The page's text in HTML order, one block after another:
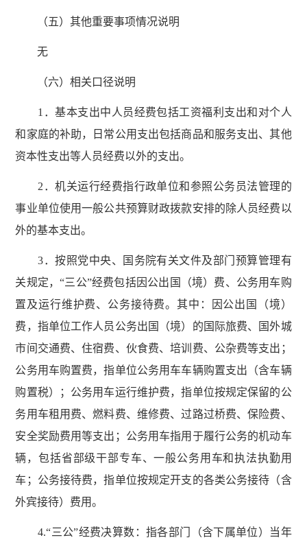
（五）其他重要事项情况说明
无
（六）相关口径说明
1．基本支出中人员经费包括工资福利支出和对个人
和家庭的补助，日常公用支出包括商品和服务支出、其他
资本性支出等人员经费以外的支出。
2．机关运行经费指行政单位和参照公务员法管理的
事业单位使用一般公共预算财政拨款安排的除人员经费以
外的基本支出。
3．按照党中央、国务院有关文件及部门预算管理有
关规定，“三公”经费包括因公出国（境）费、公务用车购
置及运行维护费、公务接待费。其中：因公出国（境）
费，指单位工作人员公务出国（境）的国际旅费、国外城
市间交通费、住宿费、伙食费、培训费、公杂费等支出；
公务用车购置费，指单位公务用车车辆购置支出（含车辆
购置税）；公务用车运行维护费，指单位按规定保留的公
务用车租用费、燃料费、维修费、过路过桥费、保险费、
安全奖励费用等支出；公务用车指用于履行公务的机动车
辆，包括省部级干部专车、一般公务用车和执法执勤用
车；公务接待费，指单位按规定开支的各类公务接待（含
外宾接待）费用。
4.“三公”经费决算数：指各部门（含下属单位）当年